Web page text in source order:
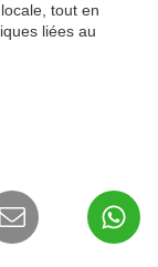
tout en
liées au